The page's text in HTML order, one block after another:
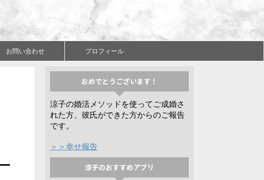
お問い合わせ プロフィール
おめでとうございます！
涼子の婚活メソッドを使ってご成婚さ
れた方、彼氏ができた方からのご報告
です。
＞＞幸せ報告
涼子のおすすめアプリ